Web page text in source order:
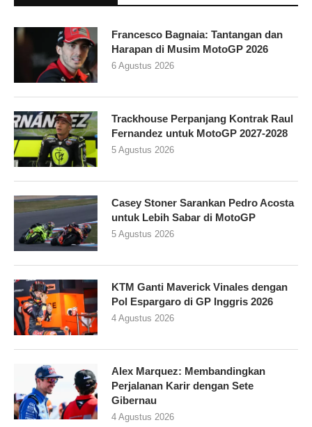
Francesco Bagnaia: Tantangan dan
Harapan di Musim MotoGP 2026
6 Agustus 2026
Trackhouse Perpanjang Kontrak Raul
Fernandez untuk MotoGP 2027-2028
5 Agustus 2026
Casey Stoner Sarankan Pedro Acosta
untuk Lebih Sabar di MotoGP
5 Agustus 2026
KTM Ganti Maverick Vinales dengan
Pol Espargaro di GP Inggris 2026
4 Agustus 2026
Alex Marquez: Membandingkan
Perjalanan Karir dengan Sete
Gibernau
4 Agustus 2026